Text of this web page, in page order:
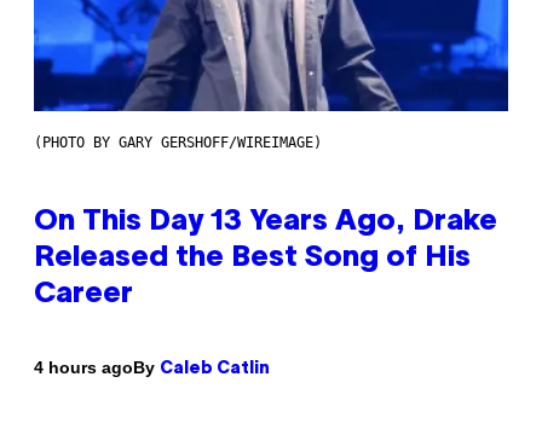
(PHOTO BY GARY GERSHOFF/WIREIMAGE)
On This Day 13 Years Ago, Drake
Released the Best Song of His
Career
4 hours agoBy Caleb Catlin